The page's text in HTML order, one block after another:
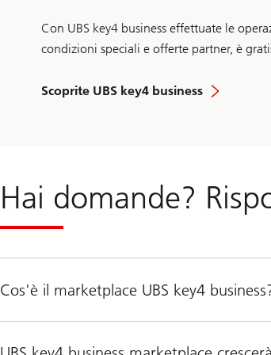
Con UBS key4 business effettuate le
condizioni speciali e offerte partner, è
Scoprite UBS key4 business
Hai domande?
Cos'è il marketplace UBS key4